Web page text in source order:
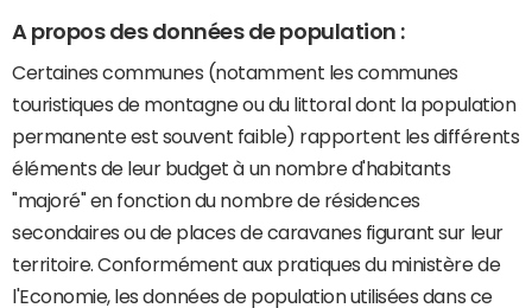
A propos des données de population :
Certaines communes (notamment les communes
touristiques de montagne ou du littoral dont la population
permanente est souvent faible) rapportent les différents
éléments de leur budget à un nombre d'habitants
"majoré" en fonction du nombre de résidences
secondaires ou de places de caravanes figurant sur leur
territoire. Conformément aux pratiques du ministère de
l'Economie, les données de population utilisées dans ce